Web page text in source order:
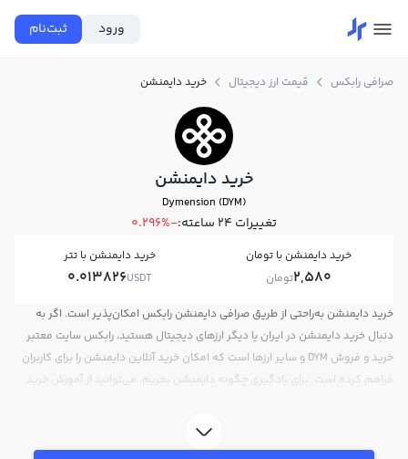
ورود ثبت‌نام
صرافی رابکس قیمت ارز دیجیتال خرید دایمنشن
خرید دایمنشن
Dymension (DYM)
تغییرات ۲۴ ساعته: -0.296%
خرید دایمنشن با تومان
2,580تومان
خرید دایمنشن با تتر
0.013826USDT
خرید دایمنشن به‌راحتی از طریق صرافی دایمنشن رابکس امکان‌پذیر است. اگر به
دنبال خرید دایمنشن در ایران یا دیگر ارزهای دیجیتال هستید، رابکس سایت معتبر
خرید و فروش DYM و سایر ارزها است که امکان خرید آنلاین دایمنشن را برای کاربران
فراهم کرده است. برای یادگیری چگونه دایمنشن بخریم، می‌توانید از آموزش خرید
DYM بپردازید. در بازار رابکس، قیمت لحظه‌ای، نمودار و امکانات فروش دایمنشن نیز
در دسترس شما قرار دارد تا بتوانید تصمیمات بهتری در معاملات خود بگیرید.